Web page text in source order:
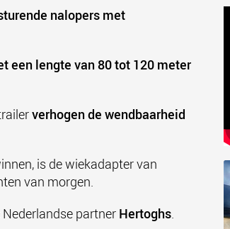
nalopers met
een lengte van 80 tot 120 meter
verhogen de wendbaarheid
is de wiekadapter van
van morgen.
partner Hertoghs.